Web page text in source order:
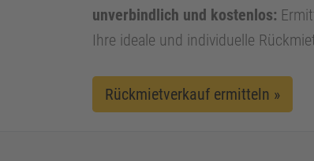
unverbindlich und kostenlos:
Ihre ideale und individuelle
Rückmietverkauf ermitteln »